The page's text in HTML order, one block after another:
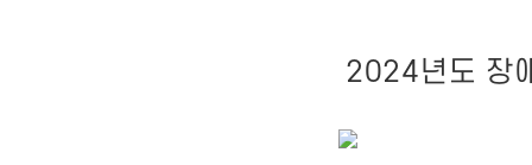
2024년도 장